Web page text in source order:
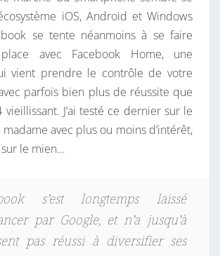
M
O
:
F
A
C
E
O
K
S
S
iOS, Android et Windows
se tente néanmoins à se faire
avec Facebook Home, une
vient prendre le contrôle de votre
parfois bien plus de réussite que
J’ai testé ce dernier sur le
avec plus ou moins d’intérêt,
sur le mien…
s’est longtemps laissé
par Google, et n’a jusqu’à
pas réussi à diversifier ses